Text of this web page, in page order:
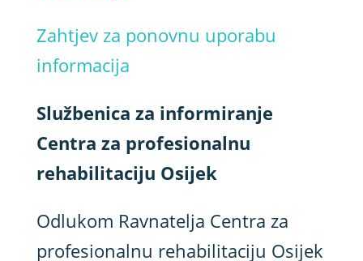
Zahtjev za ponovnu uporabu
informacija
Službenica za informiranje
Centra za profesionalnu
rehabilitaciju Osijek
Odlukom Ravnatelja Centra za
profesionalnu rehabilitaciju Osijek